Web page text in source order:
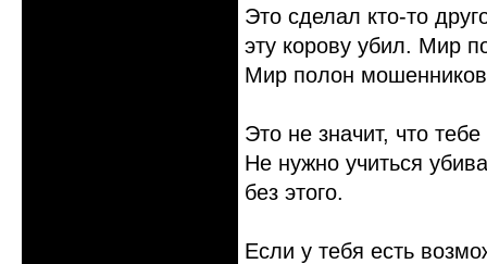
Это сделал кто-то
эту корову убил. Мир
Мир полон
Это не значит, что
Не нужно учиться
без этого.
Если у тебя есть